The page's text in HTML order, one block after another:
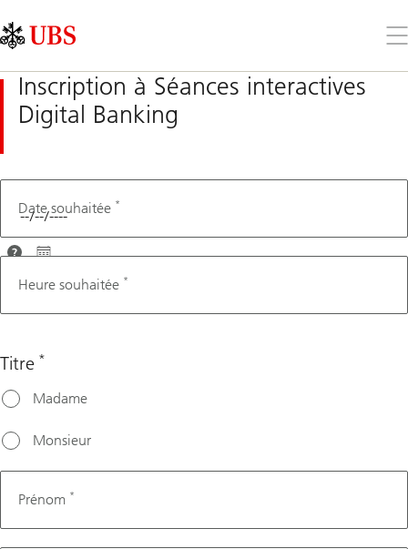
Links
Area
le
Inscription à Séances interactives
Digital Banking
Date souhaitée *
Afin que
vous
au mieux,
veuillez
une date
prochains
jours
Heure souhaitée *
Titre *
Madame
Monsieur
Prénom *